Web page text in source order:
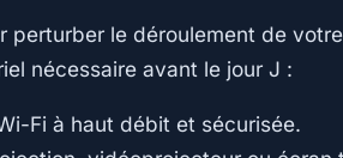
perturber le déroulement de
nécessaire avant le jour J :
Fi à haut débit et sécurisée.